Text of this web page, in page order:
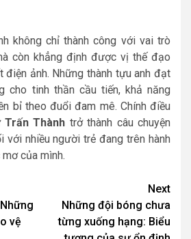
không chỉ thành công với vai trò
còn khẳng định được vị thế đạo
điện ảnh. Những thành tựu anh đạt
cho tinh thần cầu tiến, khả năng
bỉ theo đuổi đam mê. Chính điều
Thành trở thành câu chuyện
với nhiều người trẻ đang trên hành
của mình.
vệ
Next
Những đội bóng chưa
từng xuống hạng: Biểu